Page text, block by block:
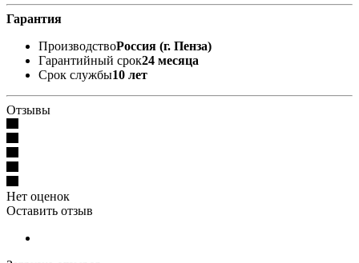
Гарантия
ПроизводствоРоссия (г. Пенза)
Гарантийный срок24 месяца
Срок службы10 лет
Отзывы
Нет оценок
Оставить отзыв